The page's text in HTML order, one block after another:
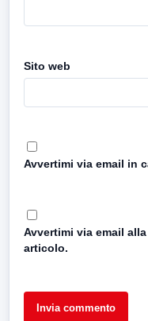
Sito web
Avvertimi via email in
Avvertimi via email
articolo.